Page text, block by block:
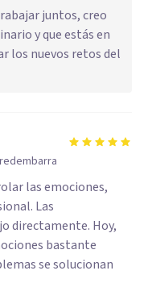
juntos, creo
y que estás en
los nuevos retos del
las emociones,
Las
directamente. Hoy,
bastante
se solucionan